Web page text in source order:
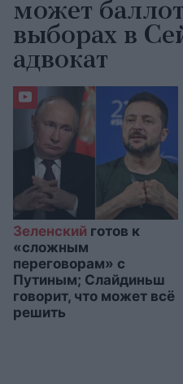
может
выборах в
адвокат
Зеленский готов к
«сложным
переговорам» с
Путиным; Слайдиньш
говорит, что может всё
решить